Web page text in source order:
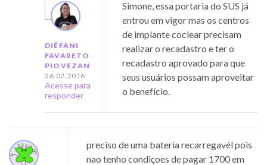
DIÉFANI
FAVARETO
PIOVEZAN
26.02.2016
Acesse para
responder
Simone, essa portaria do SUS já
entrou em vigor mas os centros
de implante coclear precisam
realizar o recadastro e ter o
recadastro aprovado para que
seus usuários possam aproveitar
o benefício.
preciso de uma bateria recarregavél pois
nao tenho condiçoes de pagar 1700 em